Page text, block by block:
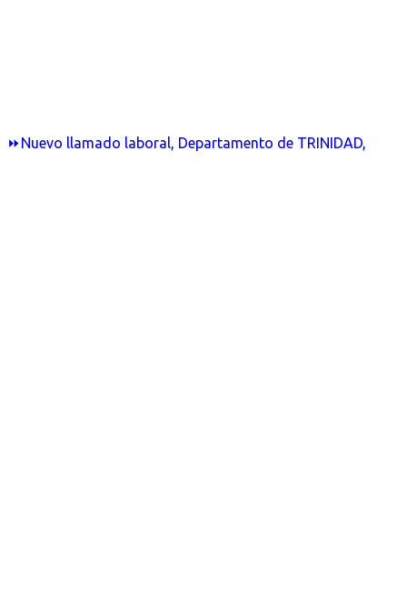
⏩Nuevo llamado laboral, Departamento de TRINIDAD,